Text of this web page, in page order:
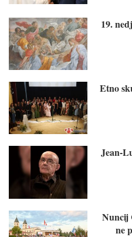
19.
Etno
Jean-
Nuncij
ne